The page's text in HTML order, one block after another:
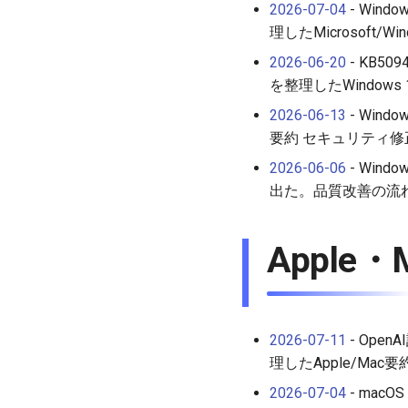
2026-07-04 -
理したMicrosoft/
2026-06-20 -
を整理した
2026-06-13 -
要約 セキュリティ
2026-06-06 -
出た。品質改善の流
Apple・
2026-07-11 -
理したApple/Mac要
2026-07-04 -